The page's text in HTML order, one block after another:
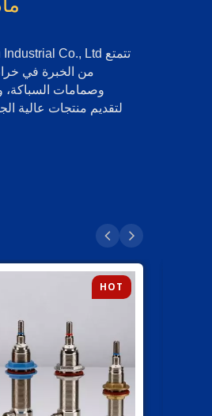
من الخبرة في
لتقديم منتجات عالية
HOT